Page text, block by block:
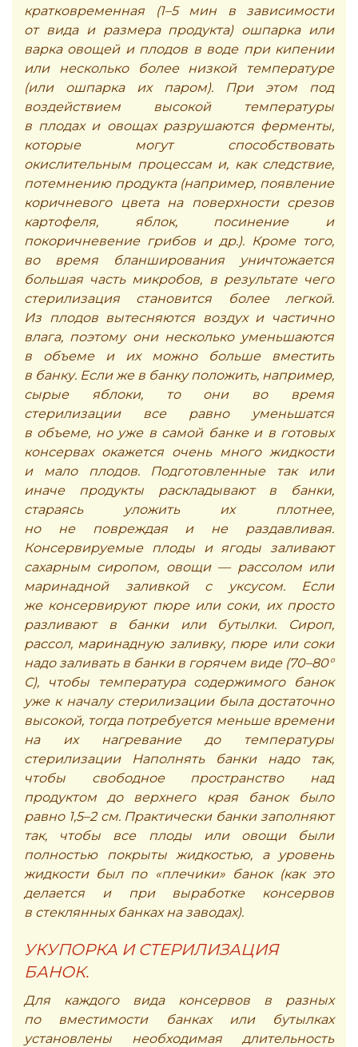
кратковременная (1–5 мин в зависимости
от вида и размера продукта) ошпарка или
варка овощей и плодов в воде при кипении
или несколько более низкой температуре
(или ошпарка их паром). При этом под
воздействием высокой температуры
в плодах и овощах разрушаются ферменты,
которые могут способствовать
окислительным процессам и, как следствие,
потемнению продукта (например, появление
коричневого цвета на поверхности срезов
картофеля, яблок, посинение и
покоричневение грибов и др.). Кроме того,
во время бланширования уничтожается
большая часть микробов, в результате чего
стерилизация становится более легкой.
Из плодов вытесняются воздух и частично
влага, поэтому они несколько уменьшаются
в объеме и их можно больше вместить
в банку. Если же в банку положить, например,
сырые яблоки, то они во время
стерилизации все равно уменьшатся
в объеме, но уже в самой банке и в готовых
консервах окажется очень много жидкости
и мало плодов. Подготовленные так или
иначе продукты раскладывают в банки,
стараясь уложить их плотнее,
но не повреждая и не раздавливая.
Консервируемые плоды и ягоды заливают
сахарным сиропом, овощи — рассолом или
маринадной заливкой с уксусом. Если
же консервируют пюре или соки, их просто
разливают в банки или бутылки. Сироп,
рассол, маринадную заливку, пюре или соки
надо заливать в банки в горячем виде (70–80°
С), чтобы температура содержимого банок
уже к началу стерилизации была достаточно
высокой, тогда потребуется меньше времени
на их нагревание до температуры
стерилизации Наполнять банки надо так,
чтобы свободное пространство над
продуктом до верхнего края банок было
равно 1,5–2 см. Практически банки заполняют
так, чтобы все плоды или овощи были
полностью покрыты жидкостью, а уровень
жидкости был по «плечики» банок (как это
делается и при выработке консервов
в стеклянных банках на заводах).
УКУПОРКА И СТЕРИЛИЗАЦИЯ
БАНОК.
Для каждого вида консервов в разных
по вместимости банках или бутылках
установлены необходимая длительность